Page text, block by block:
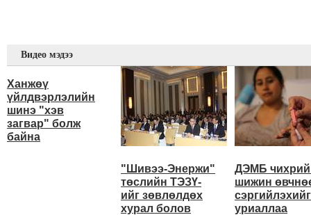
Видео мэдээ
Ханжөү
үйлдвэрлэлийн
шинэ "хэв
загвар" болж
байна
"Шивээ-Энержи"
төслийн ТЭЗҮ-
ийг зөвлөлдөх
хурал болов
ДЭМБ
шижин
сэргийлэхийг
уриаллаа